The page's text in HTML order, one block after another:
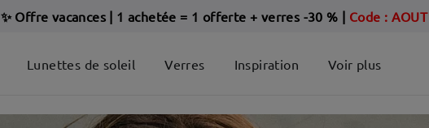
✨ Offre vacances| 1 achetée = 1 offerte + verres -30 % | Code : AOUT
Lunettes de soleil Verres Inspiration Voir plus